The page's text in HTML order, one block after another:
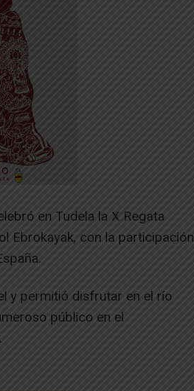
en Tudela la X Regata
Ebrokayak, con la participación
y permitió disfrutar en el río
público en el